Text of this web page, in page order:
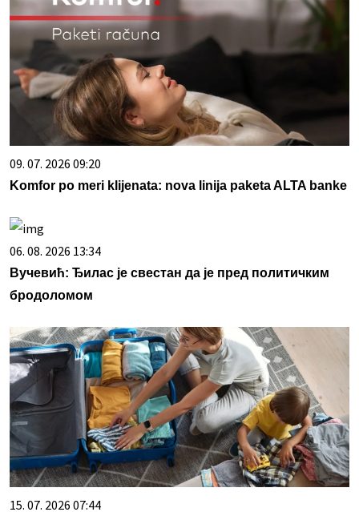
09. 07. 2026 09:20
Komfor po meri klijenata: nova linija paketa ALTA banke
06. 08. 2026 13:34
Вучевић: Ђилас је свестан да је пред политичким
бродоломом
15. 07. 2026 07:44